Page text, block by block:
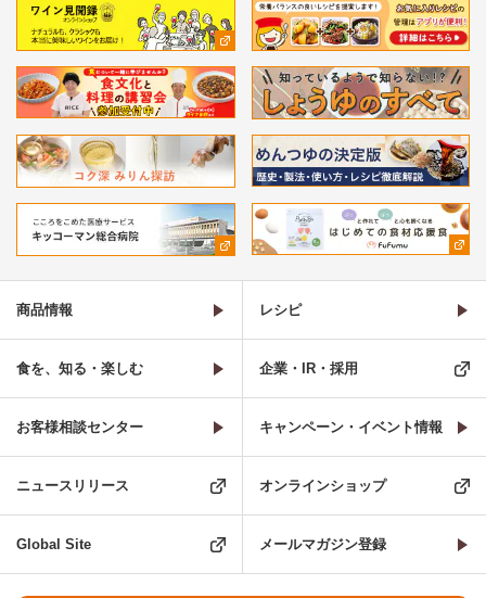
商品情報 レシピ
食を、知る・楽しむ 企業・IR・採用
お客様相談センター キャンペーン・イベント情報
ニュースリリース オンラインショップ
Global Site メールマガジン登録